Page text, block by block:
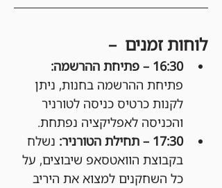
לוחות זמנים  –
16:30 – פתיחת ההרשמה:
פתיחת ההרשמה בחנות, ניתן
לקנות כרטיס כניסה לטורניר
והכניסה לאפליקציה נפתחת.
17:30 – תחילת הטורניר:
נשלח
בקבוצת הוואטסאפ שיבוצים, על
כל השחקנים למצוא את היריב